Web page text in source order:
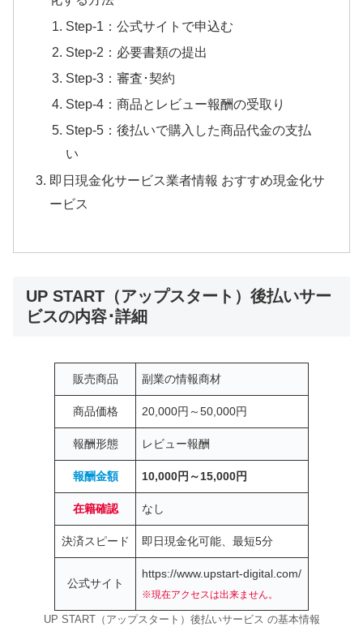
Step-1：公式サイトで申込む
Step-2：必要書類の提出
Step-3：審査･契約
Step-4：商品とレビュー報酬の受取り
Step-5：後払いで購入した商品代金の支払
い
即日現金化サービス業者情報 おすすめ現金化サ
ービス
UP START（アップスタート）後払いサー
ビスの内容･詳細
販売商品 副業の情報商材
商品価格 20,000円～50,000円
報酬形態 レビュー報酬
報酬金額 10,000円～15,000円
在籍確認 なし
決済スピード 即日現金化可能、最短5分
公式サイト
https://www.upstart-digital.com/
※現在アクセスは出来ません。
UP START（アップスタート）後払いサービス の基本情報